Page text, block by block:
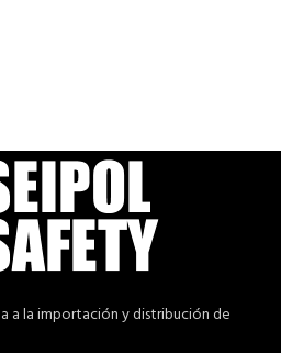
a la importación y distribución de